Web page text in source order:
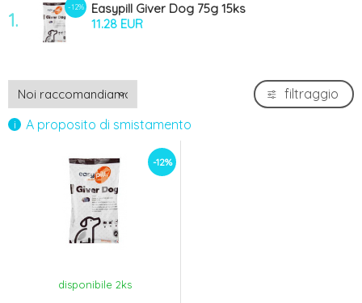
1.
-12%
Easypill Giver Dog 75g 15ks
11.28 EUR
A proposito di smistamento
filtraggio
-12%
disponibile 2ks